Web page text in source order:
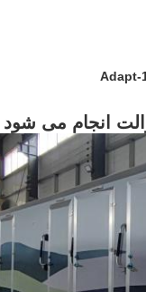
Adapt-
انجام می شود